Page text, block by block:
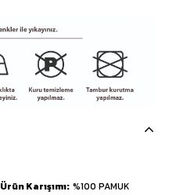
Ürün Karışımı %100 PAMUK